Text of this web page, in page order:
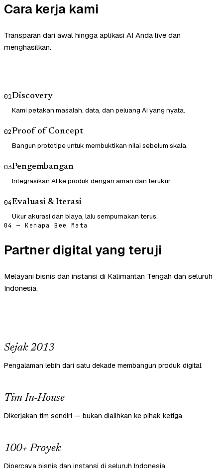
Cara kerja kami
Transparan dari awal hingga aplikasi AI Anda live dan
menghasilkan.
01Discovery
Kami petakan masalah, data, dan peluang AI yang nyata.
02Proof of Concept
Bangun prototipe untuk membuktikan nilai sebelum skala.
03Pengembangan
Integrasikan AI ke produk dengan aman dan terukur.
04Evaluasi & Iterasi
Ukur akurasi dan biaya, lalu sempurnakan terus.
04 — Kenapa Bee Mata
Partner digital yang teruji
Melayani bisnis dan instansi di Kalimantan Tengah dan seluruh
Indonesia.
Sejak 2013
Pengalaman lebih dari satu dekade membangun produk digital.
Tim In-House
Dikerjakan tim sendiri — bukan dialihkan ke pihak ketiga.
100+ Proyek